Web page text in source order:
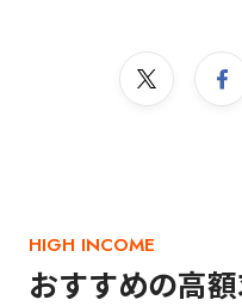
HIGH INCOME
おすすめの高